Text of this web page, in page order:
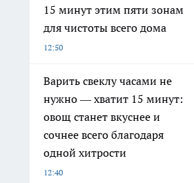
15 минут этим пяти зонам
для чистоты всего дома
12:50
Варить свеклу часами не
нужно — хватит 15 минут:
овощ станет вкуснее и
сочнее всего благодаря
одной хитрости
12:40